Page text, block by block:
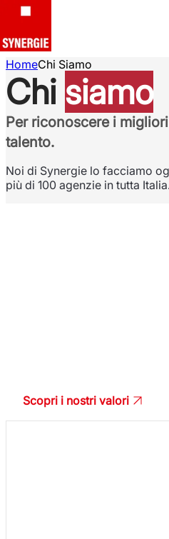
HomeChi Siamo
Chi siamo
Per riconoscere i
talento.
Noi di Synergie lo facciamo
più di 100 agenzie in tutta
Scopri i nostri valori